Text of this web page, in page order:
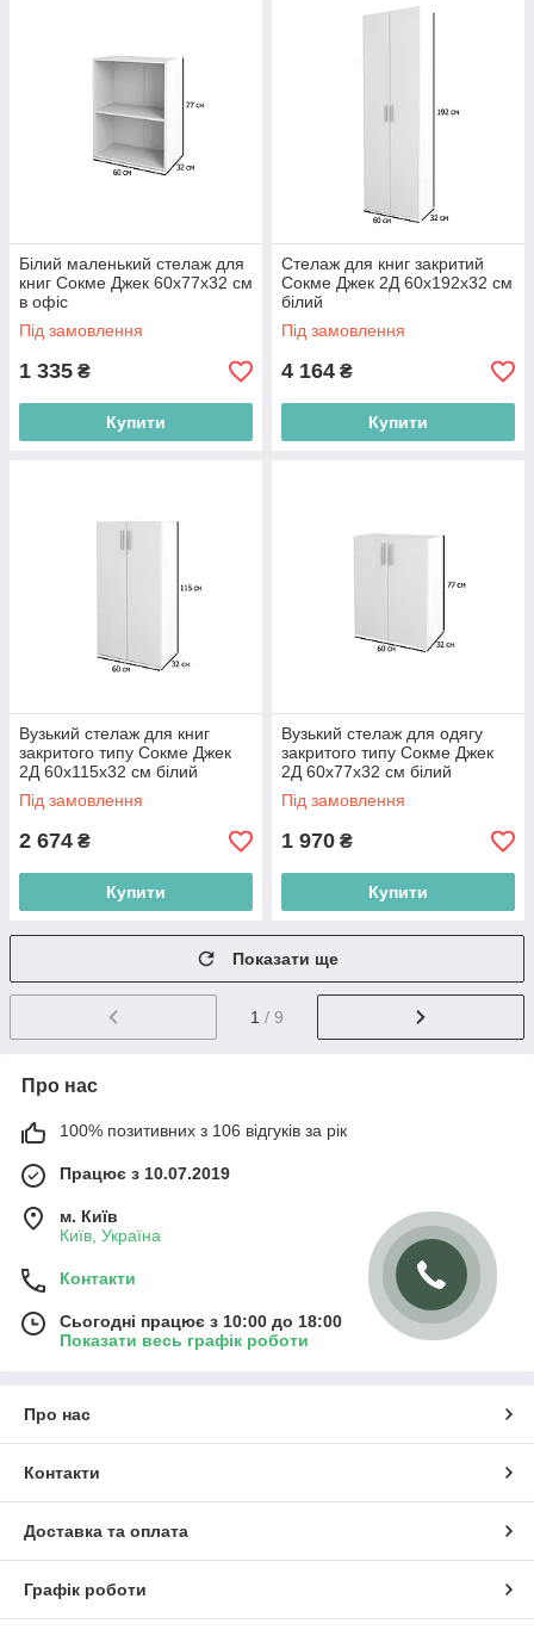
Білий маленький стелаж для
книг Сокме Джек 60х77х32 см
в офіс
Під замовлення
1 335 ₴
Купити
Стелаж для книг закритий
Сокме Джек 2Д 60х192х32 см
білий
Під замовлення
4 164 ₴
Купити
Вузький стелаж для книг
закритого типу Сокме Джек
2Д 60х115х32 см білий
Під замовлення
2 674 ₴
Купити
Вузький стелаж для одягу
закритого типу Сокме Джек
2Д 60х77х32 см білий
Під замовлення
1 970 ₴
Купити
Показати ще
1 / 9
Про нас
100% позитивних з 106 відгуків за рік
Працює з 10.07.2019
м. Київ
Київ, Україна
Контакти
Сьогодні працює з 10:00 до 18:00
Показати весь графік роботи
Про нас
Контакти
Доставка та оплата
Графік роботи